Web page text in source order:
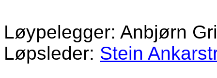
Løypelegger: Anbjørn
Løpsleder: Stein